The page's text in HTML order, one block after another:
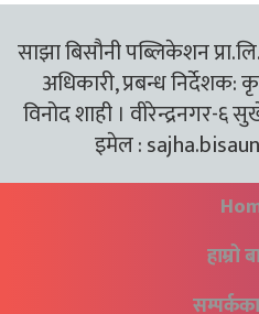
साझा बिसौनी पब्लिकेशन
अधिकारी, प्रबन्ध निर्देशक:
विनोद शाही । वीरेन्द्रनगर-६
इमेल :
हाम्रो